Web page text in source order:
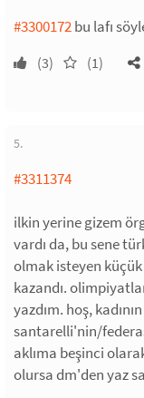
#3300172bu lafı
(3) (1)
5.
#3311374
ilkin yerine gizem
vardı da, bu sene
olmak isteyen
kazandı.
yazdım. hoş,
santarelli'nin/
aklıma beşinci
olursa dm'den yaz